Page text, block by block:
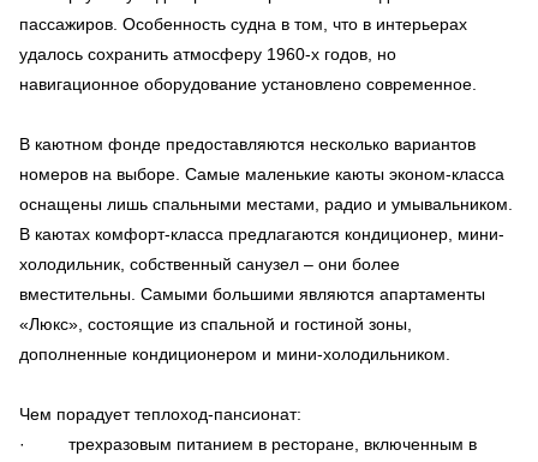
пассажиров. Особенность судна в том, что в интерьерах
удалось сохранить атмосферу 1960-х годов, но
навигационное оборудование установлено современное.
В каютном фонде предоставляются несколько вариантов
номеров на выборе. Самые маленькие каюты эконом-класса
оснащены лишь спальными местами, радио и умывальником.
В каютах комфорт-класса предлагаются кондиционер, мини-
холодильник, собственный санузел – они более
вместительны. Самыми большими являются апартаменты
«Люкс», состоящие из спальной и гостиной зоны,
дополненные кондиционером и мини-холодильником.
Чем порадует теплоход-пансионат:
· трехразовым питанием в ресторане, включенным в